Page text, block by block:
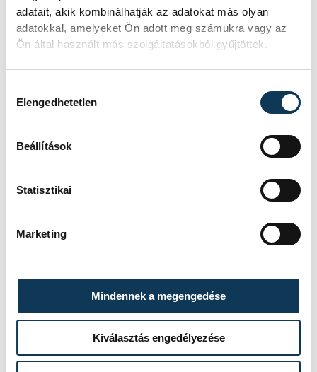
adatait, akik kombinálhatják az adatokat más olyan
adatokkal, amelyeket Ön adott meg számukra vagy az
Ön által használt más szolgáltatásokból gyűjtöttek.
Elengedhetetlen
Beállítások
Statisztikai
Marketing
Mindennek a megengedése
Kiválasztás engedélyezése